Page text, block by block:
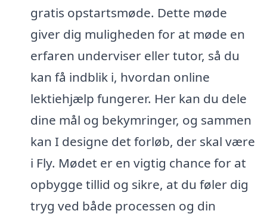
gratis opstartsmøde. Dette møde
giver dig muligheden for at møde en
erfaren underviser eller tutor, så du
kan få indblik i, hvordan online
lektiehjælp fungerer. Her kan du dele
dine mål og bekymringer, og sammen
kan I designe det forløb, der skal være
i Fly. Mødet er en vigtig chance for at
opbygge tillid og sikre, at du føler dig
tryg ved både processen og din